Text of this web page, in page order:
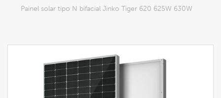
Painel solar tipo N bifacial Jinko Tiger 620 625W 630W